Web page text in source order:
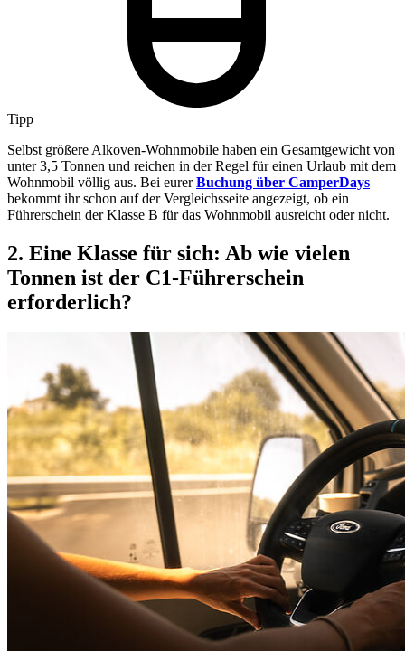
Tipp
Selbst größere Alkoven-Wohnmobile haben ein Gesamtgewicht von
unter 3,5 Tonnen und reichen in der Regel für einen Urlaub mit dem
Wohnmobil völlig aus. Bei eurerBuchung über CamperDays
bekommt ihr schon auf der Vergleichsseite angezeigt, ob ein
Führerschein der Klasse B für das Wohnmobil ausreicht oder nicht.
2. Eine Klasse für sich: Ab wie vielen
Tonnen ist der C1-Führerschein
erforderlich?